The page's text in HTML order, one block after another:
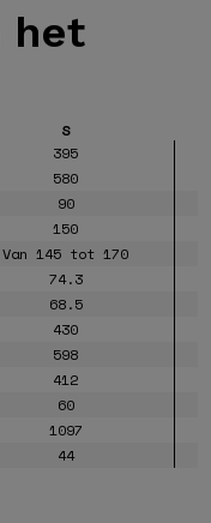
het
S
395
580
90
150
Van 145 tot 170
74.3
68.5
430
598
412
60
1097
44